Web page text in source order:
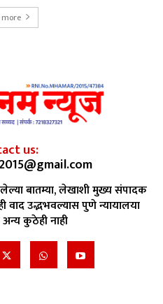
more
us:
बातम्या, लेखाशी मुख्य संपादक
उद्भभवल्यास पुणे न्यायालया
कुठेही नाही